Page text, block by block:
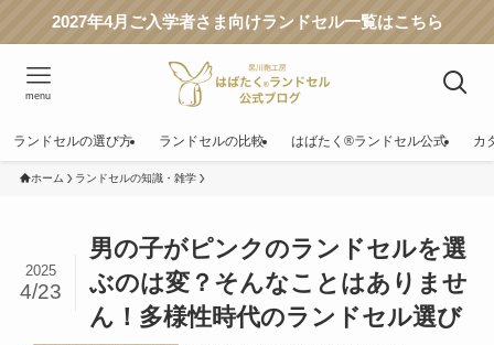
2027年4月ご入学者さま向けランドセル一覧はこちら
menu
ランドセルの選び方 ランドセルの比較 はばたく®ランドセル公式 カ
ホーム ランドセルの知識・雑学
男の子がピンクのランドセルを選
ぶのは変？そんなことはありませ
ん！多様性時代のランドセル選び
2025
4/23